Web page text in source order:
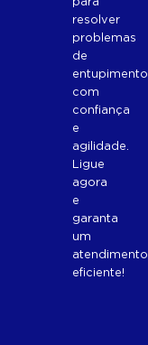
resolver
problemas
de
entupimento
com
confiança
e
agilidade.
Ligue
agora
e
garanta
um
atendimento
eficiente!